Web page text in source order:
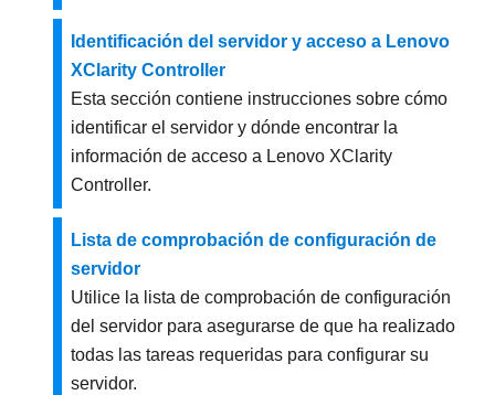
Identificación del servidor y acceso a Lenovo
XClarity Controller
Esta sección contiene instrucciones sobre cómo
identificar el servidor y dónde encontrar la
información de acceso a Lenovo XClarity
Controller.
Lista de comprobación de configuración de
servidor
Utilice la lista de comprobación de configuración
del servidor para asegurarse de que ha realizado
todas las tareas requeridas para configurar su
servidor.